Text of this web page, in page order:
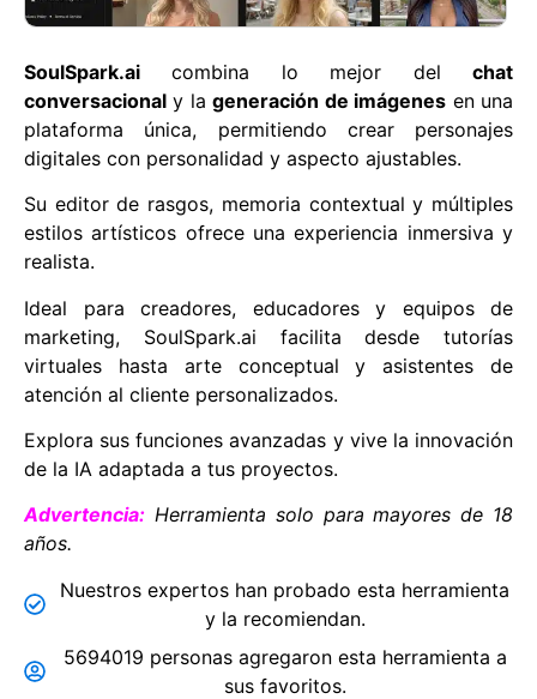
SoulSpark.ai combina lo mejor del chat
conversacional y lageneración de imágenes en una
plataforma única, permitiendo crear personajes
digitales con personalidad y aspecto ajustables.
Su editor de rasgos, memoria contextual y múltiples
estilos artísticos ofrece una experiencia inmersiva y
realista.
Ideal para creadores, educadores y equipos de
marketing, SoulSpark.ai facilita desde tutorías
virtuales hasta arte conceptual y asistentes de
atención al cliente personalizados.
Explora sus funciones avanzadas y vive la innovación
de la IA adaptada a tus proyectos.
Advertencia: Herramienta solo para mayores de 18
años.
Nuestros expertos han probado esta herramienta
y la recomiendan.
5694019 personas agregaron esta herramienta a
sus favoritos.